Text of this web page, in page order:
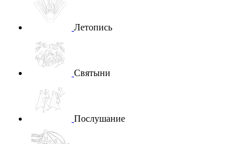
Летопись
Святыни
Послушание